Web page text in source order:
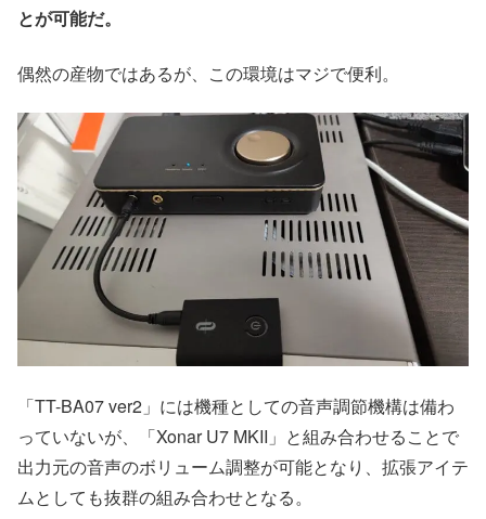
とが可能だ。
偶然の産物ではあるが、この環境はマジで便利。
「TT-BA07 ver2」には機種としての音声調節機構は備わ
っていないが、「Xonar U7 MKII」と組み合わせることで
出力元の音声のボリューム調整が可能となり、拡張アイテ
ムとしても抜群の組み合わせとなる。